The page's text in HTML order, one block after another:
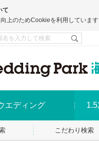
て
上のためCookieを利用していま
エディング
こだわり検索